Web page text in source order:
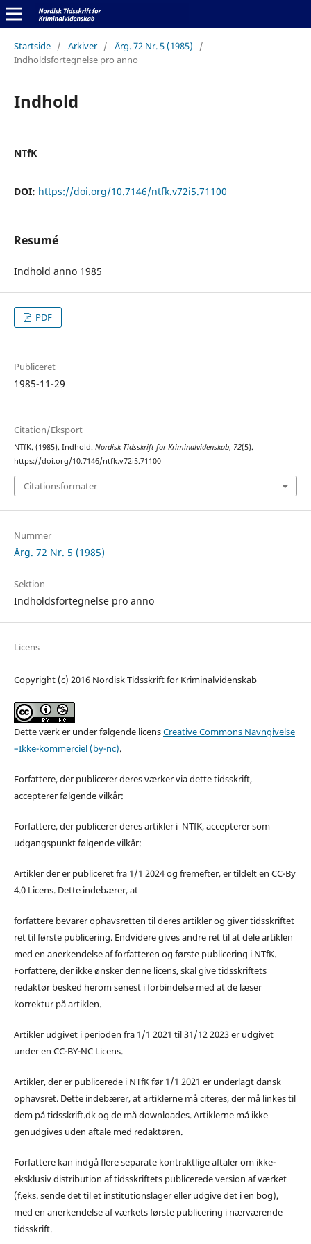
Startside / Arkiver / Årg. 72 Nr. 5 (1985)
/
Indholdsfortegnelse pro anno
Indhold
NTfK
DOI: https://doi.org/10.7146/ntfk.v72i5.71100
Resumé
Indhold anno 1985
PDF
Publiceret
1985-11-29
Citation/Eksport
NTfK. (1985). Indhold. Nordisk Tidsskrift for Kriminalvidenskab, 72(5).
https://doi.org/10.7146/ntfk.v72i5.71100
Citationsformater
Nummer
Årg. 72 Nr. 5 (1985)
Sektion
Indholdsfortegnelse pro anno
Licens
Copyright (c) 2016 Nordisk Tidsskrift for Kriminalvidenskab
Dette værk er under følgende licensCreative Commons Navngivelse
–Ikke-kommerciel (by-nc).
Forfattere, der publicerer deres værker via dette tidsskrift,
accepterer følgende vilkår:
Forfattere, der publicerer deres artikler i NTfK, accepterer som
udgangspunkt følgende vilkår:
Artikler der er publiceret fra 1/1 2024 og fremefter, er tildelt en CC-By
4.0 Licens. Dette indebærer, at
forfattere bevarer ophavsretten til deres artikler og giver tidsskriftet
ret til første publicering. Endvidere gives andre ret til at dele artiklen
med en anerkendelse af forfatteren og første publicering i NTfK.
Forfattere, der ikke ønsker denne licens, skal give tidsskriftets
redaktør besked herom senest i forbindelse med at de læser
korrektur på artiklen.
Artikler udgivet i perioden fra 1/1 2021 til 31/12 2023 er udgivet
under en CC-BY-NC Licens.
Artikler, der er publicerede i NTfK før 1/1 2021 er underlagt dansk
ophavsret. Dette indebærer, at artiklerne må citeres, der må linkes til
dem på tidsskrift.dk og de må downloades. Artiklerne må ikke
genudgives uden aftale med redaktøren.
Forfattere kan indgå flere separate kontraktlige aftaler om ikke-
eksklusiv distribution af tidsskriftets publicerede version af værket
(f.eks. sende det til et institutionslager eller udgive det i en bog),
med en anerkendelse af værkets første publicering i nærværende
tidsskrift.